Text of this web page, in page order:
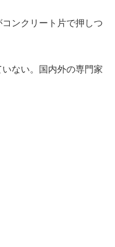
ンクリート片で押しつ
ない。国内外の専門家